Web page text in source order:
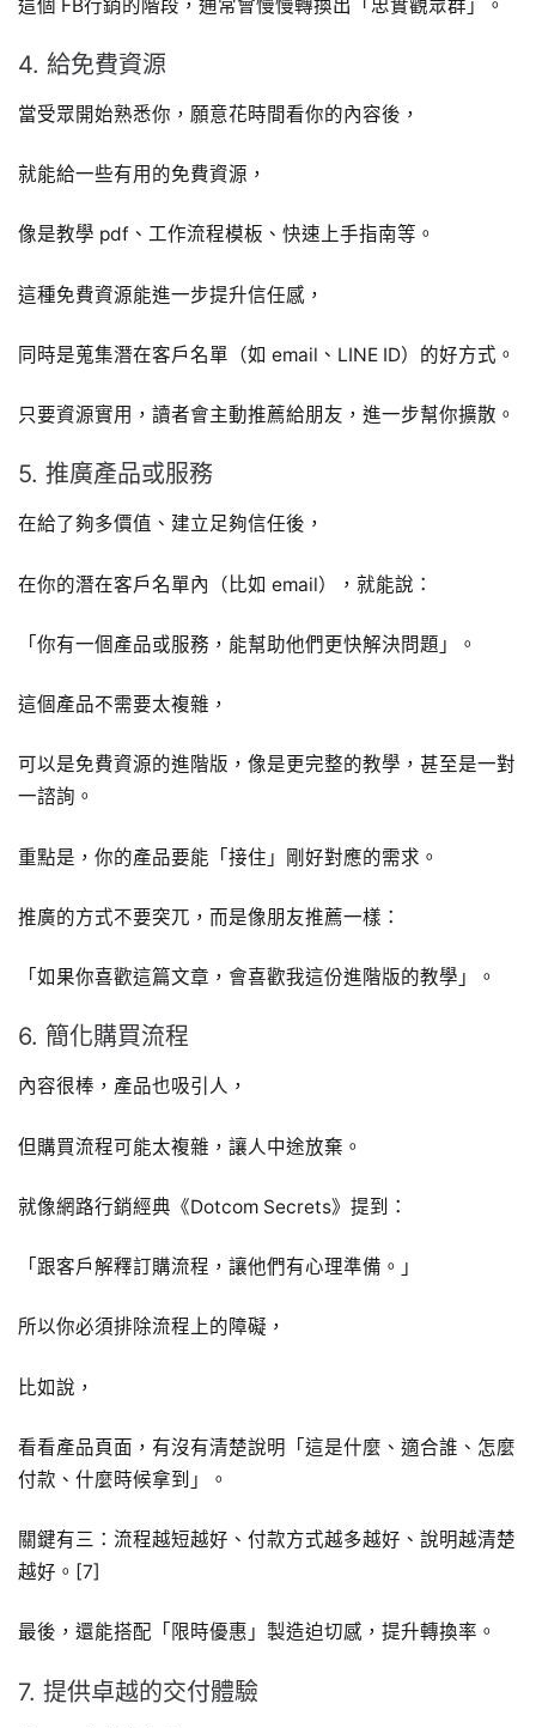
這個 FB行銷的階段，通常會慢慢轉換出「忠實觀眾群」。
4. 給免費資源
當受眾開始熟悉你，願意花時間看你的內容後，
就能給一些有用的免費資源，
像是教學 pdf、工作流程模板、快速上手指南等。
這種免費資源能進一步提升信任感，
同時是蒐集潛在客戶名單（如 email、LINE ID）的好方式。
只要資源實用，讀者會主動推薦給朋友，進一步幫你擴散。
5. 推廣產品或服務
在給了夠多價值、建立足夠信任後，
在你的潛在客戶名單內（比如 email），就能說：
「你有一個產品或服務，能幫助他們更快解決問題」。
這個產品不需要太複雜，
可以是免費資源的進階版，像是更完整的教學，甚至是一對
一諮詢。
重點是，你的產品要能「接住」剛好對應的需求。
推廣的方式不要突兀，而是像朋友推薦一樣：
「如果你喜歡這篇文章，會喜歡我這份進階版的教學」。
6. 簡化購買流程
內容很棒，產品也吸引人，
但購買流程可能太複雜，讓人中途放棄。
就像網路行銷經典《Dotcom Secrets》提到：
「跟客戶解釋訂購流程，讓他們有心理準備。」
所以你必須排除流程上的障礙，
比如說，
看看產品頁面，有沒有清楚說明「這是什麼、適合誰、怎麼
付款、什麼時候拿到」。
關鍵有三：流程越短越好、付款方式越多越好、說明越清楚
越好。[7]
最後，還能搭配「限時優惠」製造迫切感，提升轉換率。
7. 提供卓越的交付體驗